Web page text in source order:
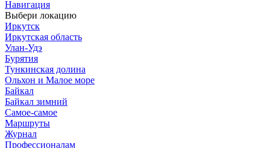
Навигация
Выбери локацию
Иркутск
Иркутская область
Улан-Удэ
Бурятия
Тункинская долина
Ольхон и Малое море
Байкал
Байкал зимний
Самое-самое
Маршруты
Журнал
Профессионалам